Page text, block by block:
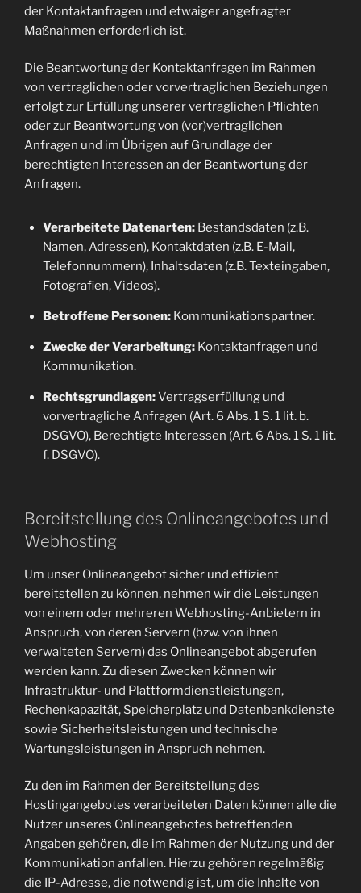
der Kontaktanfragen und etwaiger angefragter
Maßnahmen erforderlich ist.
Die Beantwortung der Kontaktanfragen im Rahmen
von vertraglichen oder vorvertraglichen Beziehungen
erfolgt zur Erfüllung unserer vertraglichen Pflichten
oder zur Beantwortung von (vor)vertraglichen
Anfragen und im Übrigen auf Grundlage der
berechtigten Interessen an der Beantwortung der
Anfragen.
Verarbeitete Datenarten:Bestandsdaten (z.B.
Namen, Adressen), Kontaktdaten (z.B. E-Mail,
Telefonnummern), Inhaltsdaten (z.B. Texteingaben,
Fotografien, Videos).
Betroffene Personen:Kommunikationspartner.
Zwecke der Verarbeitung:Kontaktanfragen und
Kommunikation.
Rechtsgrundlagen:Vertragserfüllung und
vorvertragliche Anfragen (Art. 6 Abs. 1 S. 1 lit. b.
DSGVO), Berechtigte Interessen (Art. 6 Abs. 1 S. 1 lit.
f. DSGVO).
Bereitstellung des Onlineangebotes und
Webhosting
Um unser Onlineangebot sicher und effizient
bereitstellen zu können, nehmen wir die Leistungen
von einem oder mehreren Webhosting-Anbietern in
Anspruch, von deren Servern (bzw. von ihnen
verwalteten Servern) das Onlineangebot abgerufen
werden kann. Zu diesen Zwecken können wir
Infrastruktur- und Plattformdienstleistungen,
Rechenkapazität, Speicherplatz und Datenbankdienste
sowie Sicherheitsleistungen und technische
Wartungsleistungen in Anspruch nehmen.
Zu den im Rahmen der Bereitstellung des
Hostingangebotes verarbeiteten Daten können alle die
Nutzer unseres Onlineangebotes betreffenden
Angaben gehören, die im Rahmen der Nutzung und der
Kommunikation anfallen. Hierzu gehören regelmäßig
die IP-Adresse, die notwendig ist, um die Inhalte von